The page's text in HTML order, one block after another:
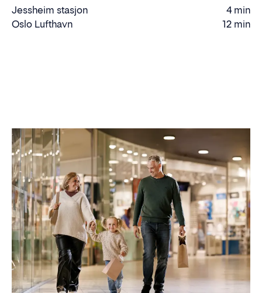
Jessheim stasjon
4 min
Gåtid
Oslo Lufthavn 12 min
Kjøretid